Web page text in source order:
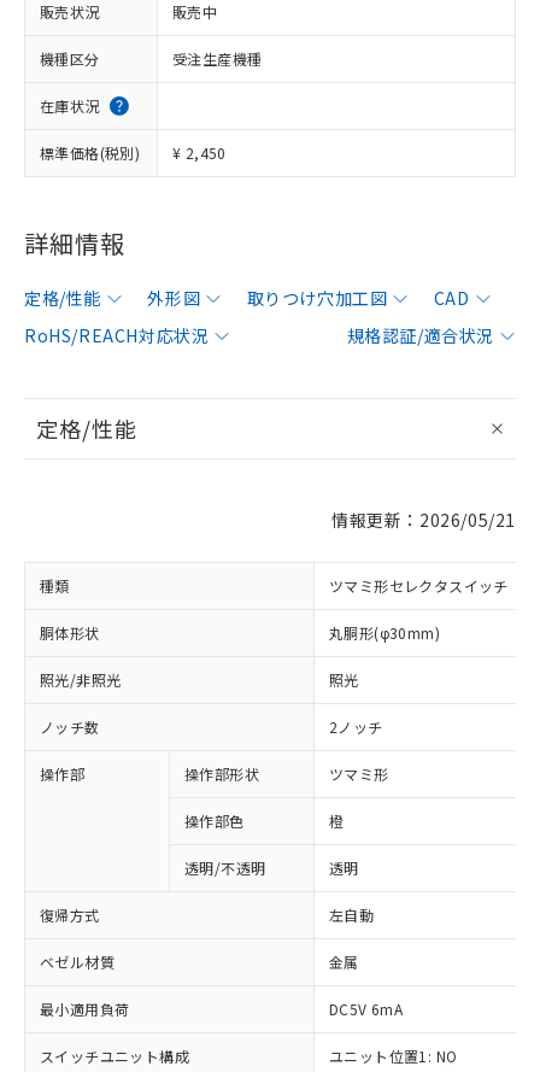
販売状況 販売中
機種区分 受注生産機種
在庫状況
標準価格(税別) ¥ 2,450
詳細情報
定格/性能 外形図 取りつけ穴加工図
CAD
RoHS/REACH対応状況
規格認証/適合状況
定格/性能
情報更新：2026/05/21
種類 ツマミ形セレクタスイッチ
胴体形状 丸胴形(φ30mm)
照光/非照光 照光
ノッチ数 2ノッチ
操作部 操作部形状 ツマミ形
操作部色 橙
透明/不透明 透明
復帰方式 左自動
ベゼル材質 金属
最小適用負荷 DC5V 6mA
スイッチユニット構成
ユニット位置1: NO